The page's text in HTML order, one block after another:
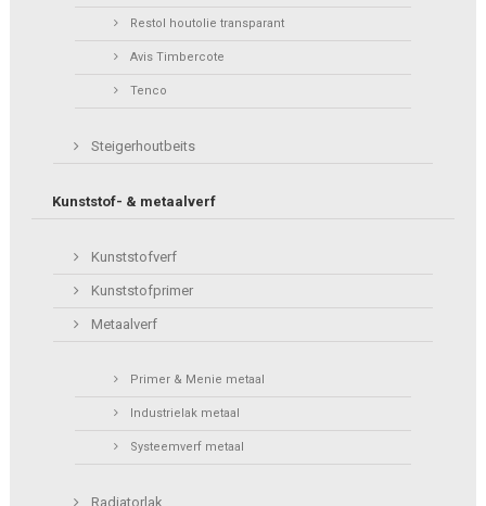
Restol houtolie transparant
Avis Timbercote
Tenco
Steigerhoutbeits
Kunststof- & metaalverf
Kunststofverf
Kunststofprimer
Metaalverf
Primer & Menie metaal
Industrielak metaal
Systeemverf metaal
Radiatorlak